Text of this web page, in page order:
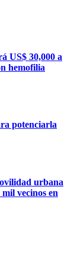
US$ 30,000 a
hemofilia
potenciarla
urbana
vecinos en